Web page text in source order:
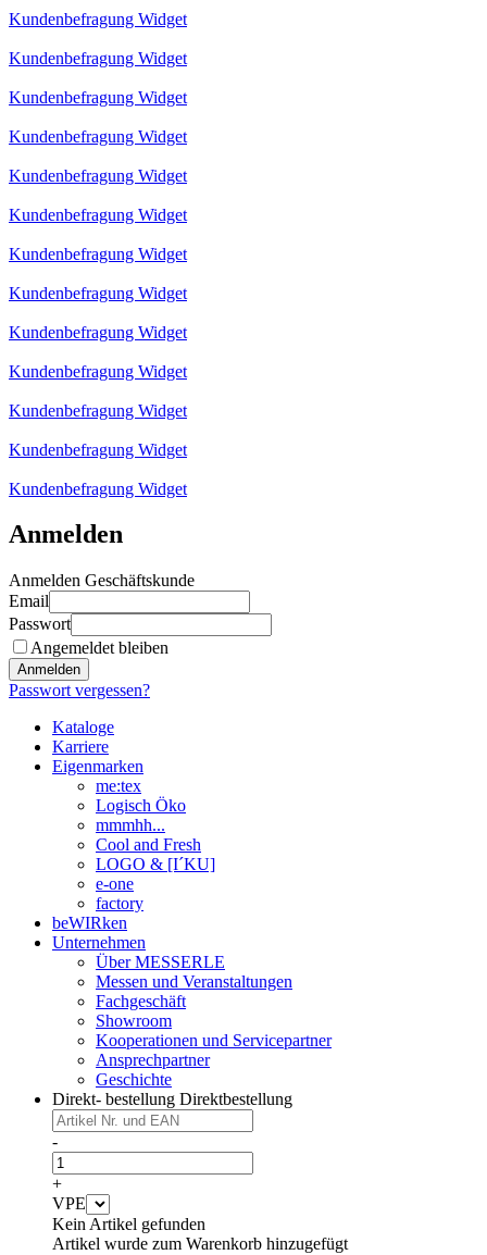
Kundenbefragung Widget
Kundenbefragung Widget
Kundenbefragung Widget
Kundenbefragung Widget
Kundenbefragung Widget
Kundenbefragung Widget
Kundenbefragung Widget
Kundenbefragung Widget
Kundenbefragung Widget
Kundenbefragung Widget
Kundenbefragung Widget
Kundenbefragung Widget
Kundenbefragung Widget
Anmelden
Anmelden Geschäftskunde
Email
Passwort
Angemeldet bleiben
Anmelden
Passwort vergessen?
Kataloge
Karriere
Eigenmarken
me:tex
Logisch Öko
mmmhh...
Cool and Fresh
LOGO & [I´KU]
e-one
factory
beWIRken
Unternehmen
Über MESSERLE
Messen und Veranstaltungen
Fachgeschäft
Showroom
Kooperationen und Servicepartner
Ansprechpartner
Geschichte
Direkt- bestellung Direktbestellung
-
+
VPE
Kein Artikel gefunden
Artikel wurde zum Warenkorb hinzugefügt